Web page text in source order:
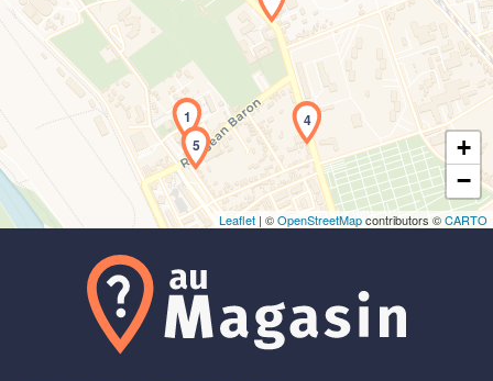
Chargement de la carte en cours...
1
4
5
+
−
Leaflet | ©OpenStreetMapcontributors ©CARTO